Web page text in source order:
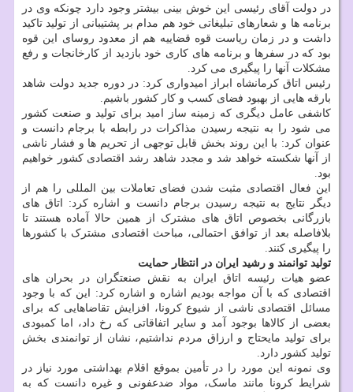
در دولت آقای رئیسی این خوش بینی بیشتر وجود دارد چونکه وی در
برنامه ها و شعارهای تبلیغاتی خود هم مدام بر پشتیبانی از تولید تاکید
داشت و در زمان ریاست قوه قضاییه هم از معدود روسای این قوه
بود که در سفرها و برنامه های کاری خود بازدید از کارخانجات و رفع
مشکلات آنها را پیگیری می کرد.
رئیس اتاق کرمانشاه ابراز امیدواری کرد: در دوره جدید دولت شاهد
بارقه هایی از بهبود فضای کسب و کار کشور باشیم.
کاشفی عامل دیگری که زمینه ساز امید برای تولید و صنعت کشور
می شود را به نتیجه رسیدن مذاکرات در رابطه با برجام دانست و
عنوان کرد: با این روند بخش قابل توجهی از تحریم ها و فشار ناشی
از آنها شکسته خواهد شد و مجدد شاهد رشد اقتصادی کشور خواهیم
بود.
این فعال اقتصادی مثبت شدن فضای تعاملات بین المللی را هم از
دیگر نتایج به نتیجه رسیدن برجام دانست و اشاره کرد: اتاق های
بازرگانی بخصوص اتاق های مشترک از همین حالا آماده هستند تا
بلافاصله بعد از توافق احتمالی، مباحث اقتصادی مشترک با کشورها
را پیگیری کنند.
تولید توانمند و رشید ایران در انتظار حمایت
عضو هیات رئیسه اتاق ایران به نقش صنعتگران در بحران های
اقتصادی که با آن مواجه بودیم اشاره و اشاره کرد: این که با وجود
مسائل اقتصادی ناشی از شیوع کرونا، افزایش تقاضاهایی که برای
بعضی از کالاها بوجود آمد و سایر اتفاقاتی که رخ داد، اما کمبودی
برای تولید مایحتاج و ارزاق مردم نداشتیم، نشان از توانمندی بخش
تولید کشور دارد.
وی نمونه این مورد را در تأمین بموقع اقلام بهداشتی مورد نیاز در
شرایط کرونا مانند ماسک، مواد ضدعفونی و غیره دانست که به